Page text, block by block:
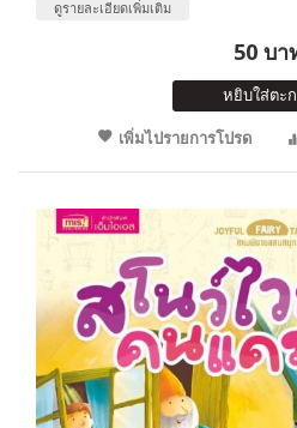
ดูรายละเอียดเพิ่มเติม
50 บา
หยิบใส่ตะ
เพิ่มไปรายการโปรด